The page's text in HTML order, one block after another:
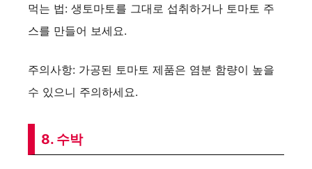
먹는 법: 생토마토를 그대로 섭취하거나 토마토 주
스를 만들어 보세요.
주의사항: 가공된 토마토 제품은 염분 함량이 높을
수 있으니 주의하세요.
8. 수박